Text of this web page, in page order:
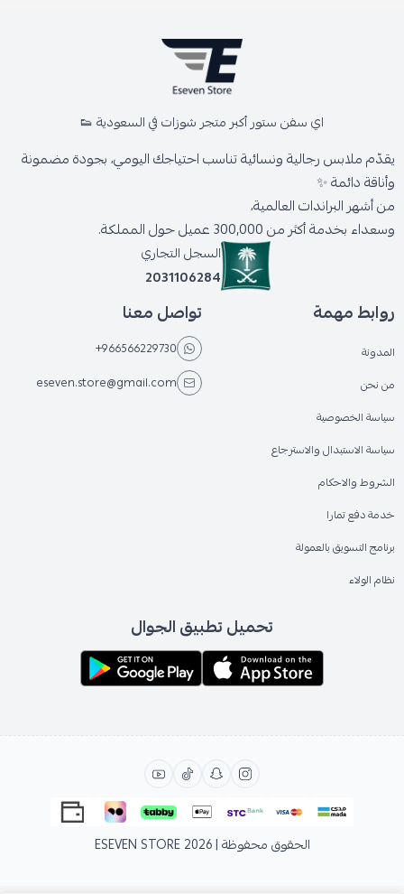
اي سفن ستور أكبر متجر شوزات في السعودية 👟
يقدّم ملابس رجالية ونسائية تناسب احتياجك اليومي، بجودة مضمونة
وأناقة دائمة ✨
من أشهر البراندات العالمية،
وسعداء بخدمة أكثر من 300,000 عميل حول المملكة.
السجل التجاري
2031106284
روابط مهمة
المدونة
من نحن
سياسة الخصوصية
سياسة الاستبدال والاسترجاع
الشروط والاحكام
خدمة دفع تمارا
برنامج التسويق بالعمولة
نظام الولاء
تواصل معنا
+966566229730
eseven.store@gmail.com
تحميل تطبيق الجوال
الحقوق محفوظة | 2026 ESEVEN STORE